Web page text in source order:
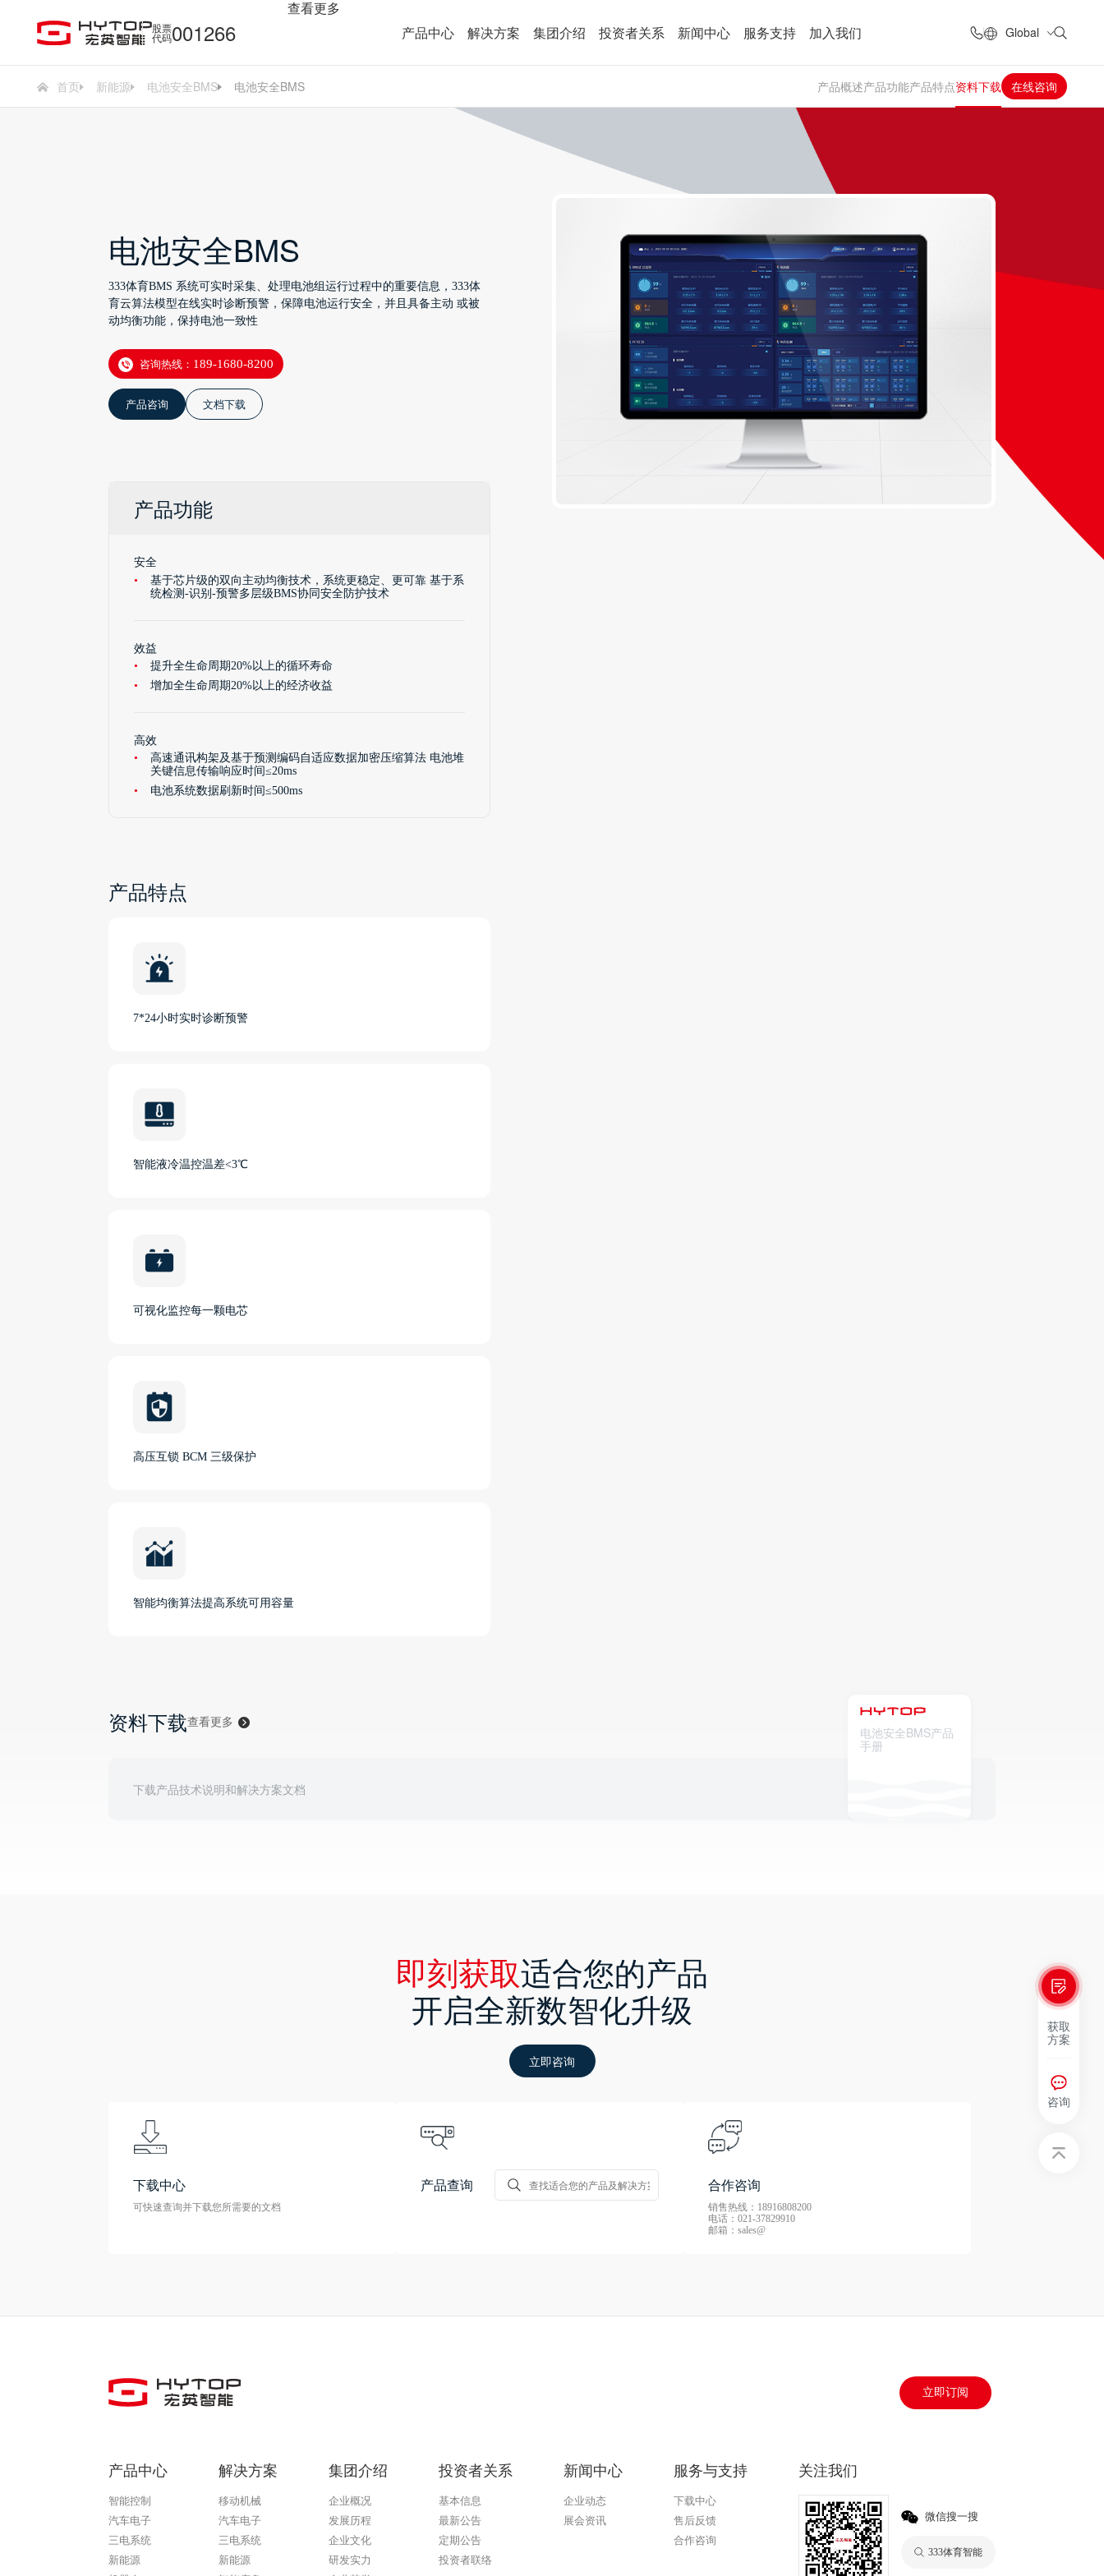
股票
代码001266
查看更多
产品中心 解决方案 集团介绍 投资者关系 新闻中心 服务支持 加入我们 Global
首页 新能源 电池安全BMS 电池安全BMS 产品概述产品功能产品特点资料下载 在线咨询
电池安全BMS
333体育BMS 系统可实时采集、处理电池组运行过程中的重要信息，333体
育云算法模型在线实时诊断预警，保障电池运行安全，并且具备主动 或被
动均衡功能，保持电池一致性
咨询热线： 189-1680-8200
产品咨询 文档下载
产品功能
安全
基于芯片级的双向主动均衡技术，系统更稳定、更可靠 基于系
统检测-识别-预警多层级BMS协同安全防护技术
效益
提升全生命周期20%以上的循环寿命
增加全生命周期20%以上的经济收益
高效
高速通讯构架及基于预测编码自适应数据加密压缩算法 电池堆
关键信息传输响应时间≤20ms
电池系统数据刷新时间≤500ms
产品特点
7*24小时实时诊断预警
智能液冷温控温差<3℃
可视化监控每一颗电芯
高压互锁 BCM 三级保护
智能均衡算法提高系统可用容量
资料下载查看更多
下载产品技术说明和解决方案文档
电池安全BMS产品
手册
即刻获取适合您的产品
开启全新数智化升级
立即咨询
下载中心
可快速查询并下载您所需要的文档
产品查询 合作咨询
销售热线：18916808200
电话：021-37829910
邮箱：sales@
获取
方案
咨询
立即订阅
产品中心
智能控制
汽车电子
三电系统
新能源
解决方案
移动机械
汽车电子
三电系统
新能源
集团介绍
企业概况
发展历程
企业文化
研发实力
投资者关系
基本信息
最新公告
定期公告
投资者联络
新闻中心
企业动态
展会资讯
服务与支持
下载中心
售后反馈
合作咨询
关注我们
微信搜一搜
333体育智能